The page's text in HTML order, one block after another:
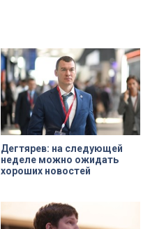
Дегтярев: на следующей
неделе можно ожидать
хороших новостей